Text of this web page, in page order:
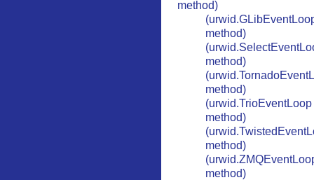
method)
method)
method)
method)
(urwid.TrioEventLoop
method)
method)
method)